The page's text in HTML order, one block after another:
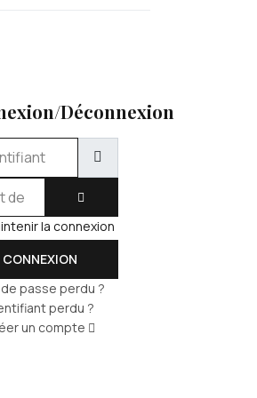
Déconnexion
AFFICHER LE MOT DE PASSE
la connexion
CONNEXION
passe perdu ?
perdu ?
un compte